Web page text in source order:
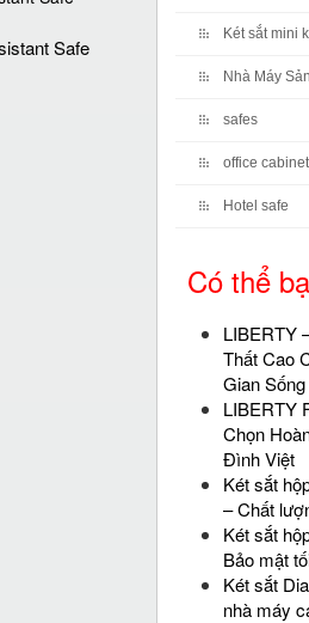
Safe
Két sắt mini
Nhà Máy
safes
office
Hotel safe
Có thể
LIBERTY
Thất Cao
Gian
LIBERTY
Chọn
Đình Việt
Két sắt
– Chất
Két sắt
Bảo mật
Két sắt
nhà máy